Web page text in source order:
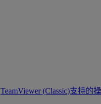
TeamViewer (Classic)支持的